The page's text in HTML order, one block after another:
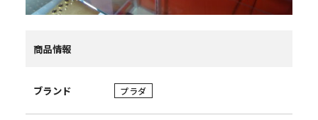
商品情報
ブランド プラダ